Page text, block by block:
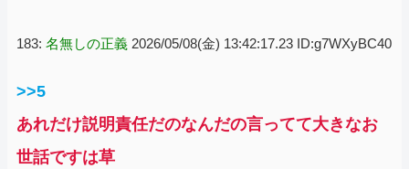
183: 名無しの正義 2026/05/08(金) 13:42:17.23 ID:g7WXyBC40
>>5
あれだけ説明責任だのなんだの言ってて大きなお
世話ですは草